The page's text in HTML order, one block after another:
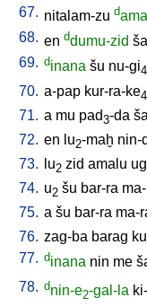
67. nitalam-zu d
68. en ddumu-zid ša
69. dinana šu nu-gi4
70. a-pap kur-ra-ke4
71. a mu pad3-da
72. en lu2-maḫ nin-
73.
lu2 zid amalu ug
74. u2 šu bar-ra
75. a šu bar-ra ma-
76. zag-ba barag
77. dinana nin me
78. dnin-e2-gal-la